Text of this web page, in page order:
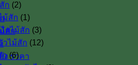
สัก
ง ราคา
ก (2)
ม้สัก (1)
ดไม้สัก (3)
วไม้สัก (12)
ก (6)